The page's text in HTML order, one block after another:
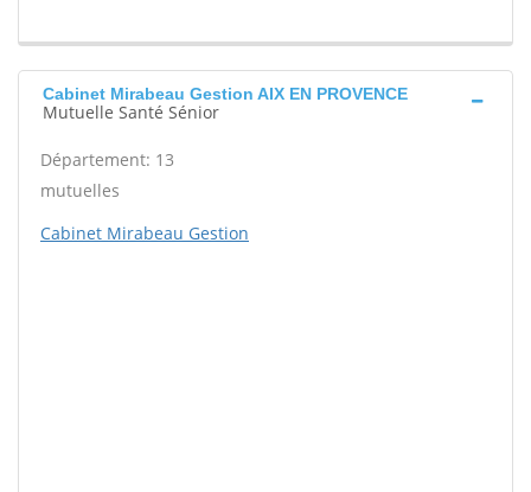
Cabinet Mirabeau Gestion AIX EN PROVENCE
Mutuelle Santé Sénior
Département: 13
mutuelles
Cabinet Mirabeau Gestion